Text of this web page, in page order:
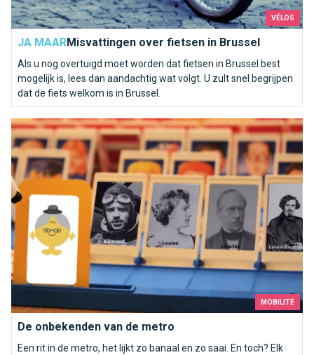
VÉLOS
JA MAARMisvattingen over fietsen in Brussel
Als u nog overtuigd moet worden dat fietsen in Brussel best
mogelijk is, lees dan aandachtig wat volgt. U zult snel begrijpen
dat de fiets welkom is in Brussel.
MOBILITÉ
De onbekenden van de metro
Een rit in de metro, het lijkt zo banaal en zo saai. En toch? Elk
De onbekenden van de metro